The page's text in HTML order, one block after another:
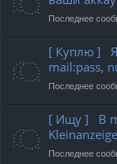
Последнее
[ Куплю ]
mail:pass,
Последнее
[ Ищу ] В
Последнее